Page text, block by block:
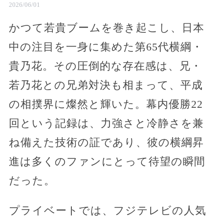
2026/06/01
かつて若貴ブームを巻き起こし、日本
中の注目を一身に集めた第65代横綱・
貴乃花。その圧倒的な存在感は、兄・
若乃花との兄弟対決も相まって、平成
の相撲界に燦然と輝いた。幕内優勝22
回という記録は、力強さと冷静さを兼
ね備えた技術の証であり、彼の横綱昇
進は多くのファンにとって待望の瞬間
だった。
プライベートでは、フジテレビの人気